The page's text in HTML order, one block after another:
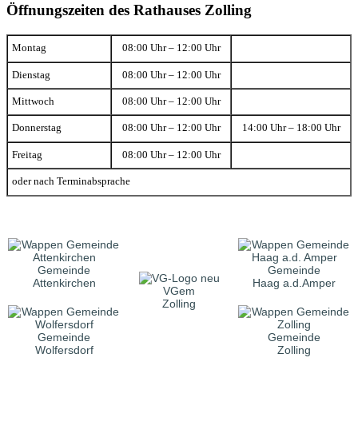
Öffnungszeiten des Rathauses Zolling
Montag 08:00 Uhr – 12:00 Uhr
Dienstag 08:00 Uhr – 12:00 Uhr
Mittwoch 08:00 Uhr – 12:00 Uhr
Donnerstag 08:00 Uhr – 12:00 Uhr 14:00 Uhr – 18:00 Uhr
Freitag 08:00 Uhr – 12:00 Uhr
oder nach Terminabsprache
Gemeinde
Attenkirchen
VGem
Zolling
Gemeinde
Haag a.d.Amper
Gemeinde
Wolfersdorf
Gemeinde
Zolling